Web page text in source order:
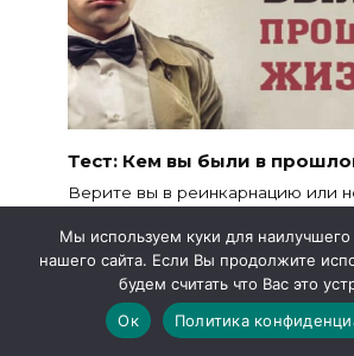
Тест: Кем вы были в
Верите вы в реинкарнацию или
279к.
Мы используем куки для наилучшего
нашего сайта. Если Вы продолжите
будем считать что Вас это
Ок
Политика